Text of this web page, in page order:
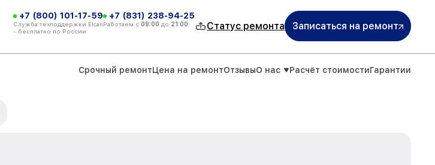
+7 (800) 101-17-59
Служба техподдержки Elcan
- бесплатно по России
+7 (831) 238-94-25
Работаем с 09:00 до 21:00 Статус ремонта Записаться на ремонт
Срочный ремонтЦена на ремонтОтзывыО нас Расчёт стоимостиГарантии